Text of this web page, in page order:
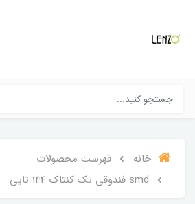
خانه
فهرست محصولات
smd فندوقی تک کنتاک 144 تایی